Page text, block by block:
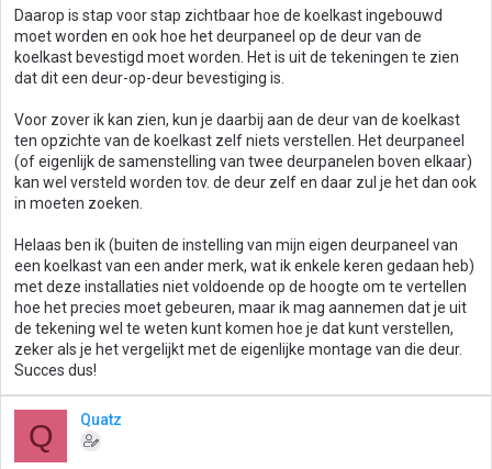
Daarop is stap voor stap zichtbaar hoe de koelkast ingebouwd
moet worden en ook hoe het deurpaneel op de deur van de
koelkast bevestigd moet worden. Het is uit de tekeningen te zien
dat dit een deur-op-deur bevestiging is.
Voor zover ik kan zien, kun je daarbij aan de deur van de koelkast
ten opzichte van de koelkast zelf niets verstellen. Het deurpaneel
(of eigenlijk de samenstelling van twee deurpanelen boven elkaar)
kan wel versteld worden tov. de deur zelf en daar zul je het dan ook
in moeten zoeken.
Helaas ben ik (buiten de instelling van mijn eigen deurpaneel van
een koelkast van een ander merk, wat ik enkele keren gedaan heb)
met deze installaties niet voldoende op de hoogte om te vertellen
hoe het precies moet gebeuren, maar ik mag aannemen dat je uit
de tekening wel te weten kunt komen hoe je dat kunt verstellen,
zeker als je het vergelijkt met de eigenlijke montage van die deur.
Succes dus!
Q Quatz